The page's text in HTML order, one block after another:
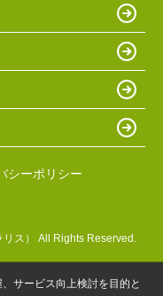
シーポリシー
ス） All Rights Reserved.
サービス向上検討を目的と